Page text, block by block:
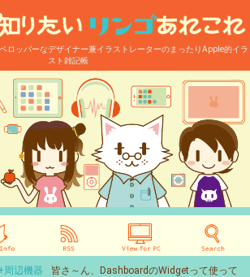
ロッパーなデザイナー兼イラストレーターのまったりApple的イラ
スト雑記帳
周辺機器
皆さ～ん、DashboardのWidgetって使って